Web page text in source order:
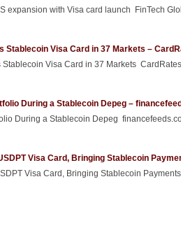
expansion with Visa card launch FinTech
Stablecoin Visa Card in 37 Markets –
Visa Card in 37 Markets
During a Stablecoin Depeg –
During a Stablecoin Depeg
Visa Card, Bringing Stablecoin
Visa Card, Bringing Stablecoin